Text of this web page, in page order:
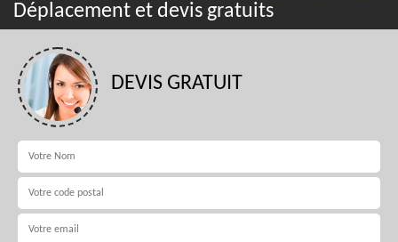
Déplacement et devis gratuits
DEVIS GRATUIT